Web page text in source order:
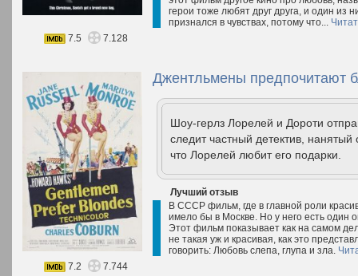
герои тоже любят друг друга, и один из
признался в чувствах, потому что...
7.5
7.128
Джентльмены предпочитают
Шоу-герлз Лорелей и Дороти
следит частный детектив,
что Лорелей любит его подарки.
Лучший отзыв
В СССР фильм, где в главной роли
имело бы в Москве. Но у него есть один
Этот фильм показывает как на самом
не такая уж и красивая, как это
говорить: Любовь слепа, глупа и зла.
7.2
7.744